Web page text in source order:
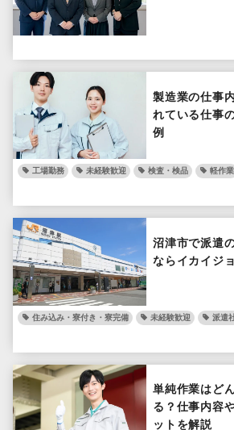
製造業の仕事
れている仕事
例
工場勤務 未経験歓迎 検査・検品 軽作業
沼津市で派遣
ならイカイジ
住み込み・寮付き・寮完備 未経験歓迎 派遣
単純作業はど
る？仕事内容
ットを解説